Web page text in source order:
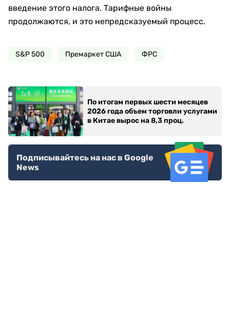
введение этого налога. Тарифные войны
продолжаются, и это непредсказуемый процесс.
S&P 500 Премаркет США ФРС
По итогам первых шести месяцев
2026 года объем торговли услугами
в Китае вырос на 8,3 проц.
Подписывайтесь на нас в Google
News